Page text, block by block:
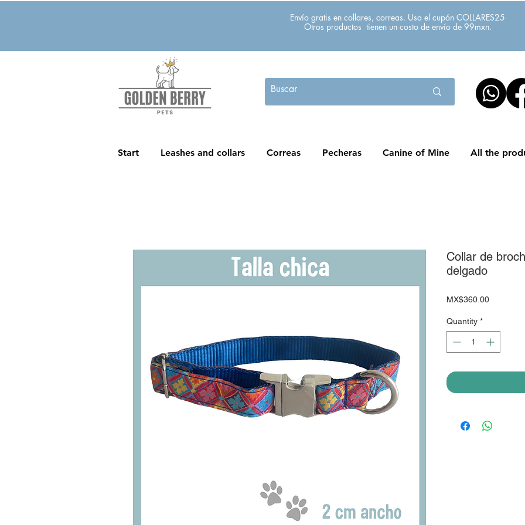
Envío gratis en collares, correas. Usa el cupón COLLARES25
Otros productos tienen un costo de envío de 99mxn.
Start Leashes and collars Correas Pecheras Canine of Mine All the
Collar de
delgado
MX$360.00Price
Quantity *